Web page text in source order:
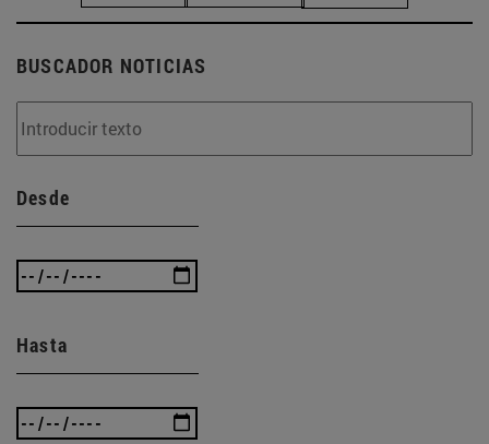
BUSCADOR NOTICIAS
Desde
Hasta